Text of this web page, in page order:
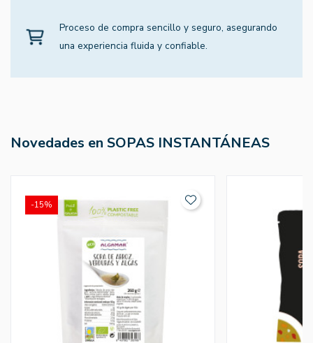
Proceso de compra sencillo y seguro, asegurando
una experiencia fluida y confiable.
Novedades en SOPAS INSTANTÁNEAS
-15%